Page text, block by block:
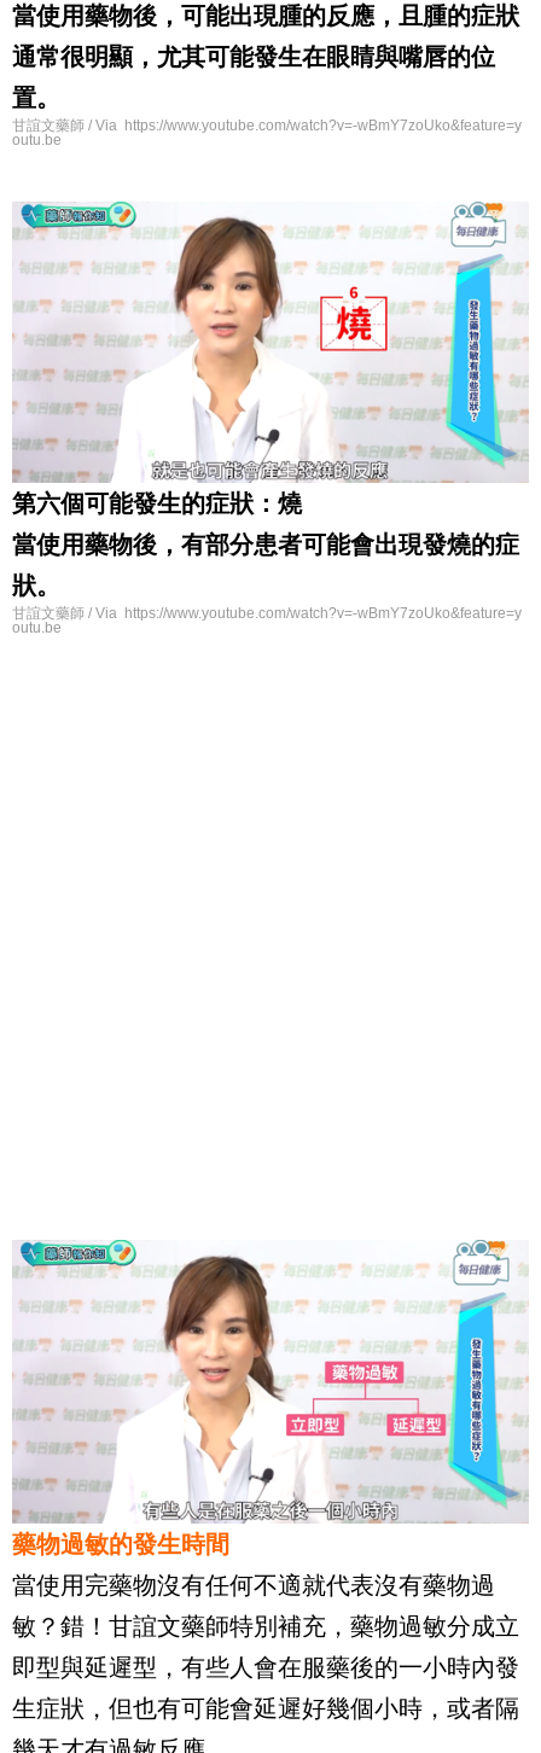
當使用藥物後，可能出現腫的反應，且腫的症狀
通常很明顯，尤其可能發生在眼睛與嘴唇的位
置。
甘誼文藥師 / Via https://www.youtube.com/watch?v=-wBmY7zoUko&feature=y
outu.be
第六個可能發生的症狀：燒
當使用藥物後，有部分患者可能會出現發燒的症
狀。
甘誼文藥師 / Via https://www.youtube.com/watch?v=-wBmY7zoUko&feature=y
outu.be
藥物過敏的發生時間
當使用完藥物沒有任何不適就代表沒有藥物過
敏？錯！甘誼文藥師特別補充，藥物過敏分成立
即型與延遲型，有些人會在服藥後的一小時內發
生症狀，但也有可能會延遲好幾個小時，或者隔